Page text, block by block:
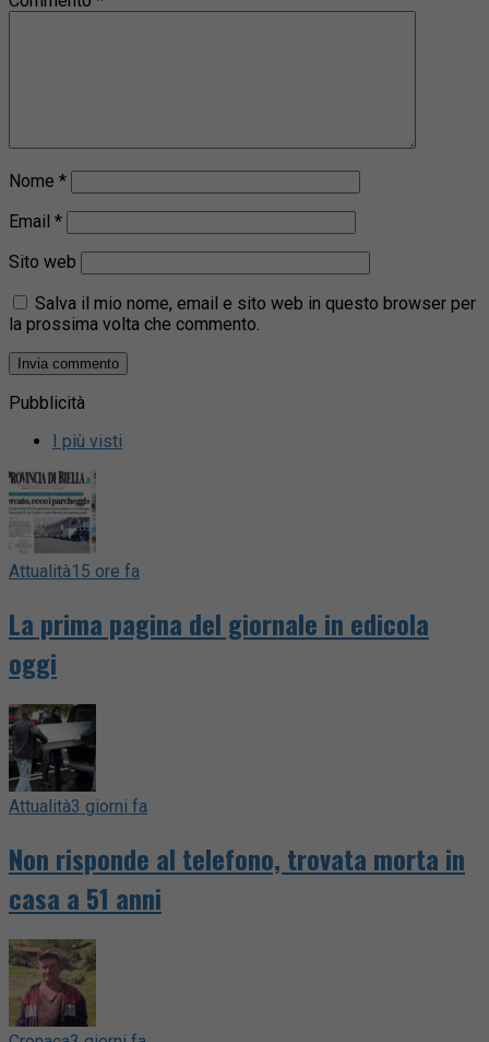
Nome *
Email *
Sito web
Salva il mio nome, email e sito web in questo browser per
la prossima volta che commento.
Pubblicità
I più visti
Attualità15 ore fa
La prima pagina del giornale in edicola
oggi
Attualità3 giorni fa
Non risponde al telefono, trovata morta in
casa a 51 anni